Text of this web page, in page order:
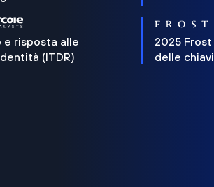
e risposta alle
(ITDR)
2025 Frost
delle